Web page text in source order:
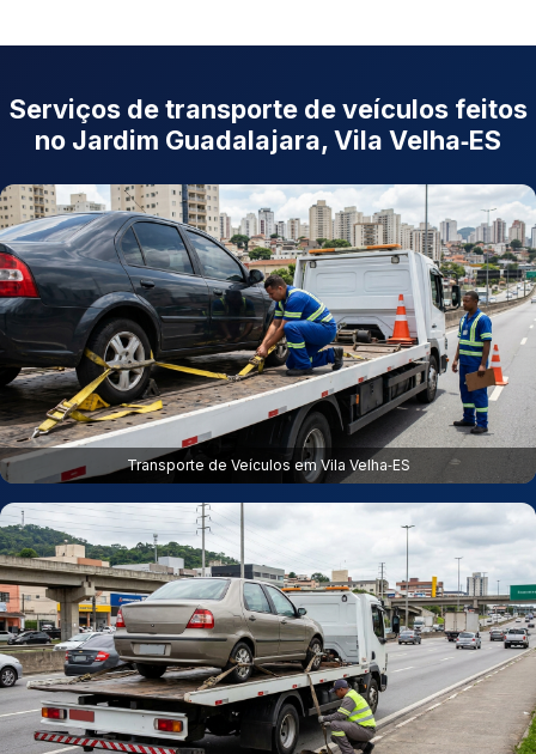
Serviços de transporte de veículos feitos
no Jardim Guadalajara, Vila Velha‑ES
Transporte de Veículos em Vila Velha‑ES